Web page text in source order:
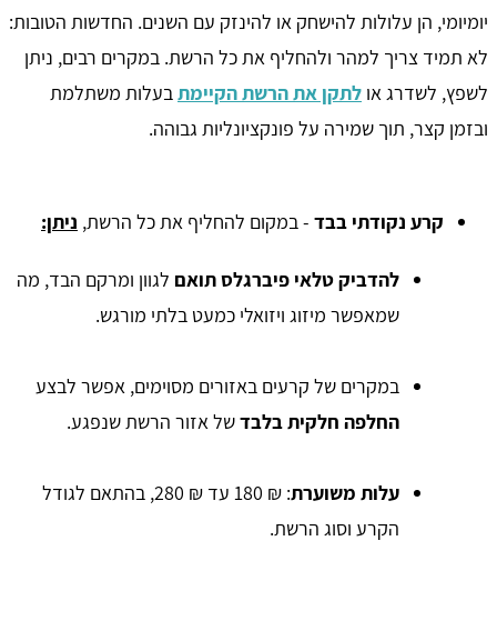
יומיומי, הן עלולות להישחק או להינזק עם השנים. החדשות הטובות:
לא תמיד צריך למהר ולהחליף את כל הרשת. במקרים רבים, ניתן
לשפץ, לשדרג או לתקן את הרשת הקיימת בעלות משתלמת
ובזמן קצר, תוך שמירה על פונקציונליות גבוהה.
קרע נקודתי בבד - במקום להחליף את כל הרשת, ניתן:
להדביק טלאי פיברגלס תואם לגוון ומרקם הבד, מה
שמאפשר מיזוג ויזואלי כמעט בלתי מורגש.
במקרים של קרעים באזורים מסוימים, אפשר לבצע
החלפה חלקית בלבדשל אזור הרשת שנפגע.
עלות משוערת
: ₪ 180 עד ₪ 280, בהתאם לגודל
הקרע וסוג הרשת.